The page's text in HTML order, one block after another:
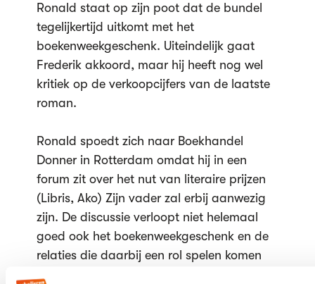
Ronald staat op zijn poot dat de bundel
tegelijkertijd uitkomt met het
boekenweekgeschenk. Uiteindelijk gaat
Frederik akkoord, maar hij heeft nog wel
kritiek op de verkoopcijfers van de laatste
roman.
Ronald spoedt zich naar Boekhandel
Donner in Rotterdam omdat hij in een
forum zit over het nut van literaire prijzen
(Libris, Ako) Zijn vader zal erbij aanwezig
zijn. De discussie verloopt niet helemaal
goed ook het boekenweekgeschenk en de
relaties die daarbij een rol spelen komen